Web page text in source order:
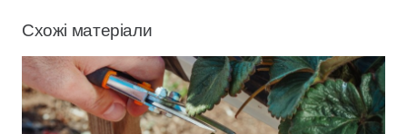
Схожі матеріали